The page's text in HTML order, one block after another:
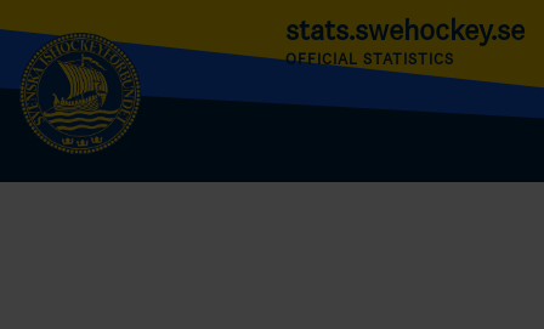
stats.swehockey.se
OFFICIAL STATISTICS